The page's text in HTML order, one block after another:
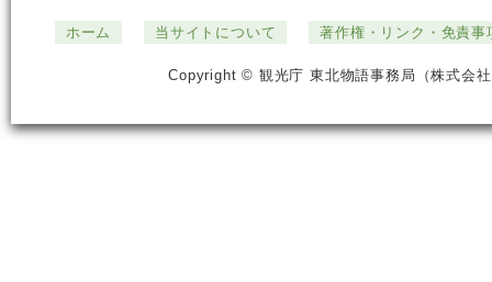
ホーム 当サイトについて 著作権・リンク・免責事
Copyright © 観光庁 東北物語事務局（株式会